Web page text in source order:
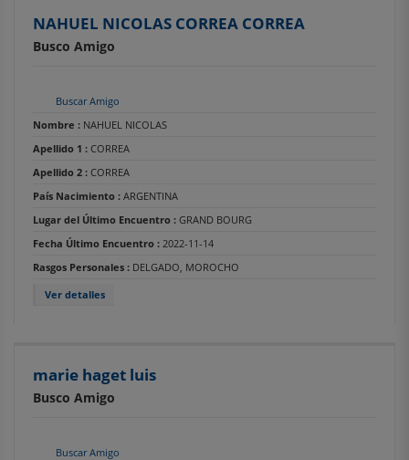
NAHUEL NICOLAS CORREA CORREA
Busco Amigo
Buscar Amigo
Nombre : NAHUEL NICOLAS
Apellido 1 : CORREA
Apellido 2 : CORREA
País Nacimiento : ARGENTINA
Lugar del Último Encuentro : GRAND BOURG
Fecha Último Encuentro : 2022-11-14
Rasgos Personales : DELGADO, MOROCHO
Ver detalles
marie haget luis
Busco Amigo
Buscar Amigo